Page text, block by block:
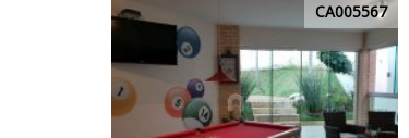
CA005567